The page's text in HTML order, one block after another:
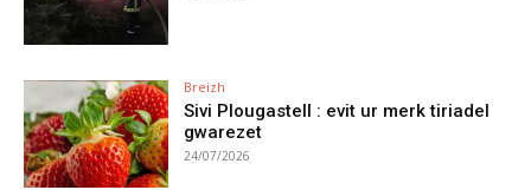
Breizh
Sivi Plougastell : evit ur merk tiriadel
gwarezet
24/07/2026